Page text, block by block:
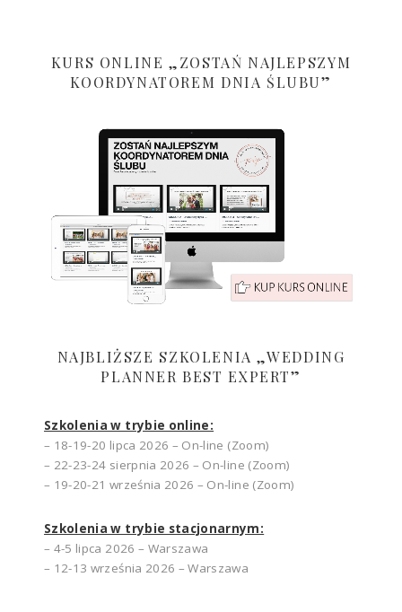
KURS ONLINE „ZOSTAŃ NAJLEPSZYM
KOORDYNATOREM DNIA ŚLUBU”
NAJBLIŻSZE SZKOLENIA „WEDDING
PLANNER BEST EXPERT”
Szkolenia w trybie online:
– 18-19-20 lipca 2026 – On-line (Zoom)
– 22-23-24 sierpnia 2026 – On-line (Zoom)
– 19-20-21 września 2026 – On-line (Zoom)
Szkolenia w trybie stacjonarnym:
– 4-5 lipca 2026 – Warszawa
– 12-13 września 2026 – Warszawa